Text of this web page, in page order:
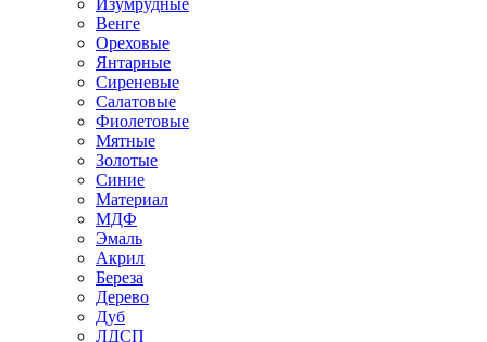
Изумрудные
Венге
Ореховые
Янтарные
Сиреневые
Салатовые
Фиолетовые
Мятные
Золотые
Синие
Материал
МДФ
Эмаль
Акрил
Береза
Дерево
Дуб
ЛДСП